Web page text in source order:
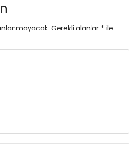
Gerekli alanlar * ile